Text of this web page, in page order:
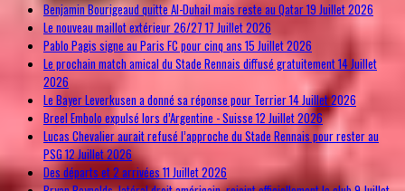
Benjamin Bourigeaud quitte Al-Duhail mais reste au Qatar19 Juillet 2026
Le nouveau maillot extérieur 26/2717 Juillet 2026
Pablo Pagis signe au Paris FC pour cinq ans15 Juillet 2026
Le prochain match amical du Stade Rennais diffusé gratuitement14 Juillet
2026
Le Bayer Leverkusen a donné sa réponse pour Terrier14 Juillet 2026
Breel Embolo expulsé lors d’Argentine - Suisse12 Juillet 2026
Lucas Chevalier aurait refusé l’approche du Stade Rennais pour rester au
PSG12 Juillet 2026
Des départs et 2 arrivées11 Juillet 2026